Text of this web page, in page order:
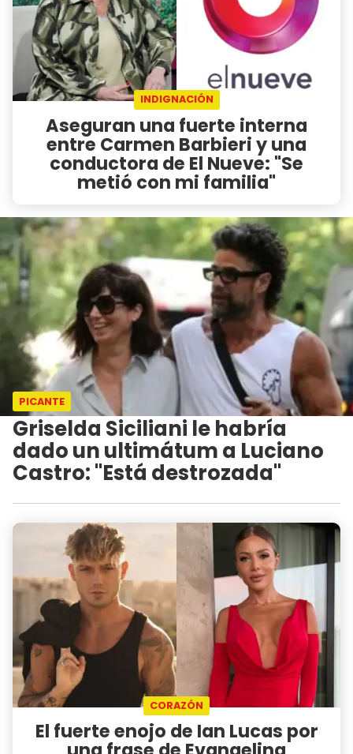
INDIGNACIÓN
Aseguran una fuerte interna
entre Carmen Barbieri y una
conductora de El Nueve: "Se
metió con mi familia"
PICANTE
Griselda Siciliani le habría
dado un ultimátum a Luciano
Castro: "Está destrozada"
CORAZÓN
El fuerte enojo de Ian Lucas por